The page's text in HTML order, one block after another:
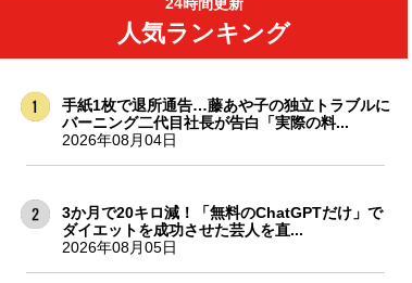
人気ランキング
手紙1枚で退所通告…藤あや子の独立トラブルに
バーニング二代目社長が告白「実際の料...
2026年08月04日
3か月で20キロ減！「無料のChatGPTだけ」で
ダイエットを成功させた芸人を直...
2026年08月05日